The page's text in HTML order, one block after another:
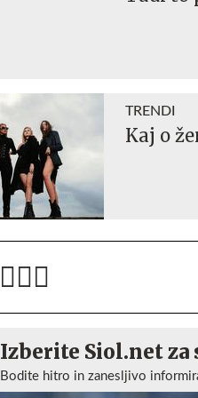
TRENDI
Kaj o
Izberite Siol.net
Bodite hitro in zanesljivo